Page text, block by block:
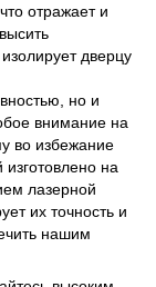
отражает и
дверцу
но и
внимание на
во избежание
на
лазерной
их точность и
нашим